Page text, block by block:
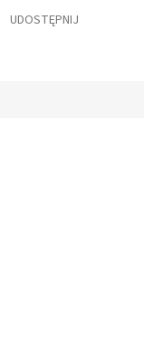
UDOSTĘPNIJ